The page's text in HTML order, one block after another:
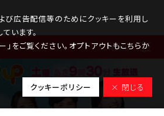
び広告配信等のためにクッキーを利用し
います。
」をご覧ください。オプトアウトもこちらか
クッキーポリシー × 閉じる
MENU